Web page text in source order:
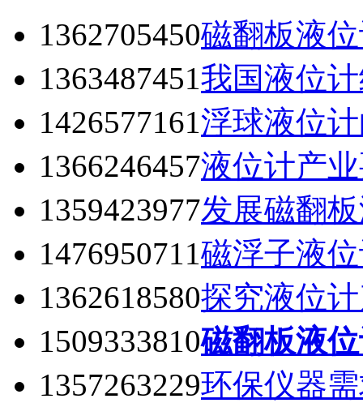
1362705450磁翻板液
1363487451我国液位
1426577161浮球液位
1366246457液位计产
1359423977发展磁翻
1476950711磁浮子液
1362618580探究液位
1509333810磁翻板液
1357263229环保仪器